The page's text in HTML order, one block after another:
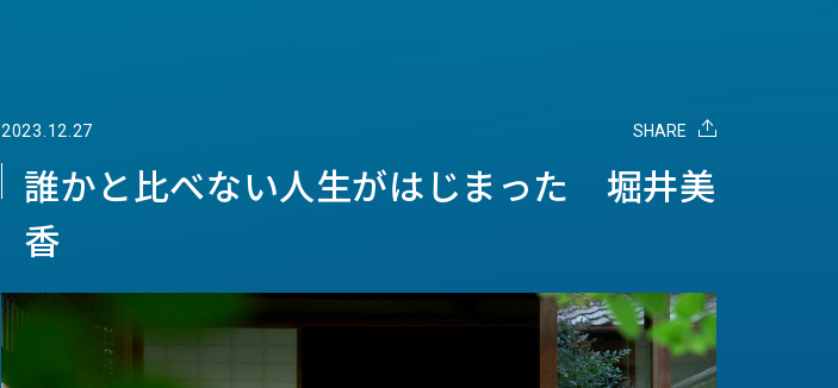
2023.12.27 SHARE
誰かと比べない人生がはじまった 堀井美
香